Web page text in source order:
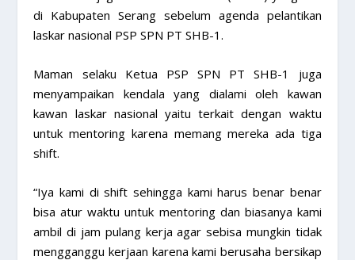
di Kabupaten Serang sebelum agenda pelantikan
laskar nasional PSP SPN PT SHB-1.
Maman selaku Ketua PSP SPN PT SHB-1 juga
menyampaikan kendala yang dialami oleh kawan
kawan laskar nasional yaitu terkait dengan waktu
untuk mentoring karena memang mereka ada tiga
shift.
“Iya kami di shift sehingga kami harus benar benar
bisa atur waktu untuk mentoring dan biasanya kami
ambil di jam pulang kerja agar sebisa mungkin tidak
mengganggu kerjaan karena kami berusaha bersikap